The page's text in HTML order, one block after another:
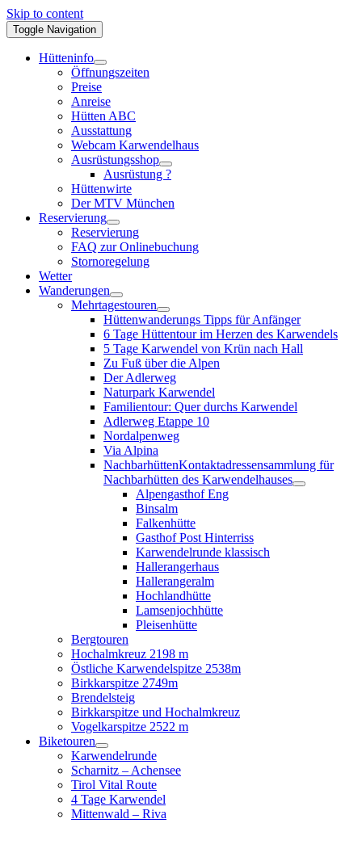
Skip to content
Toggle Navigation
Hütteninfo
Öffnungszeiten
Preise
Anreise
Hütten ABC
Ausstattung
Webcam Karwendelhaus
Ausrüstungsshop
Ausrüstung ?
Hüttenwirte
Der MTV München
Reservierung
Reservierung
FAQ zur Onlinebuchung
Stornoregelung
Wetter
Wanderungen
Mehrtagestouren
Hüttenwanderungs Tipps für Anfänger
6 Tage Hüttentour im Herzen des Karwendels
5 Tage Karwendel von Krün nach Hall
Zu Fuß über die Alpen
Der Adlerweg
Naturpark Karwendel
Familientour: Quer durchs Karwendel
Adlerweg Etappe 10
Nordalpenweg
Via Alpina
NachbarhüttenKontaktadressensammlung für
Nachbarhütten des Karwendelhauses
Alpengasthof Eng
Binsalm
Falkenhütte
Gasthof Post Hinterriss
Karwendelrunde klassisch
Hallerangerhaus
Hallerangeralm
Hochlandhütte
Lamsenjochhütte
Pleisenhütte
Bergtouren
Hochalmkreuz 2198 m
Östliche Karwendelspitze 2538m
Birkkarspitze 2749m
Brendelsteig
Birkkarspitze und Hochalmkreuz
Vogelkarspitze 2522 m
Biketouren
Karwendelrunde
Scharnitz – Achensee
Tirol Vital Route
4 Tage Karwendel
Mittenwald – Riva